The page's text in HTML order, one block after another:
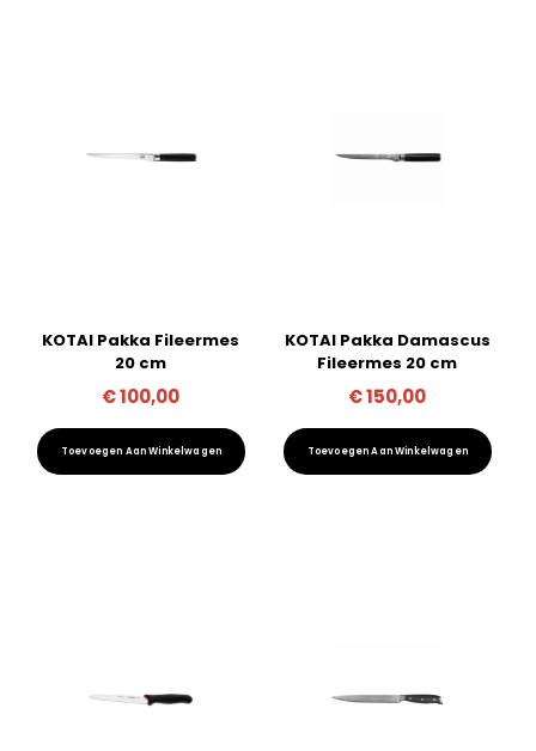
KOTAI Pakka Fileermes
20 cm
€100,00
Toevoegen Aan Winkelwagen
KOTAI Pakka Damascus
Fileermes 20 cm
€150,00
Toevoegen Aan Winkelwagen